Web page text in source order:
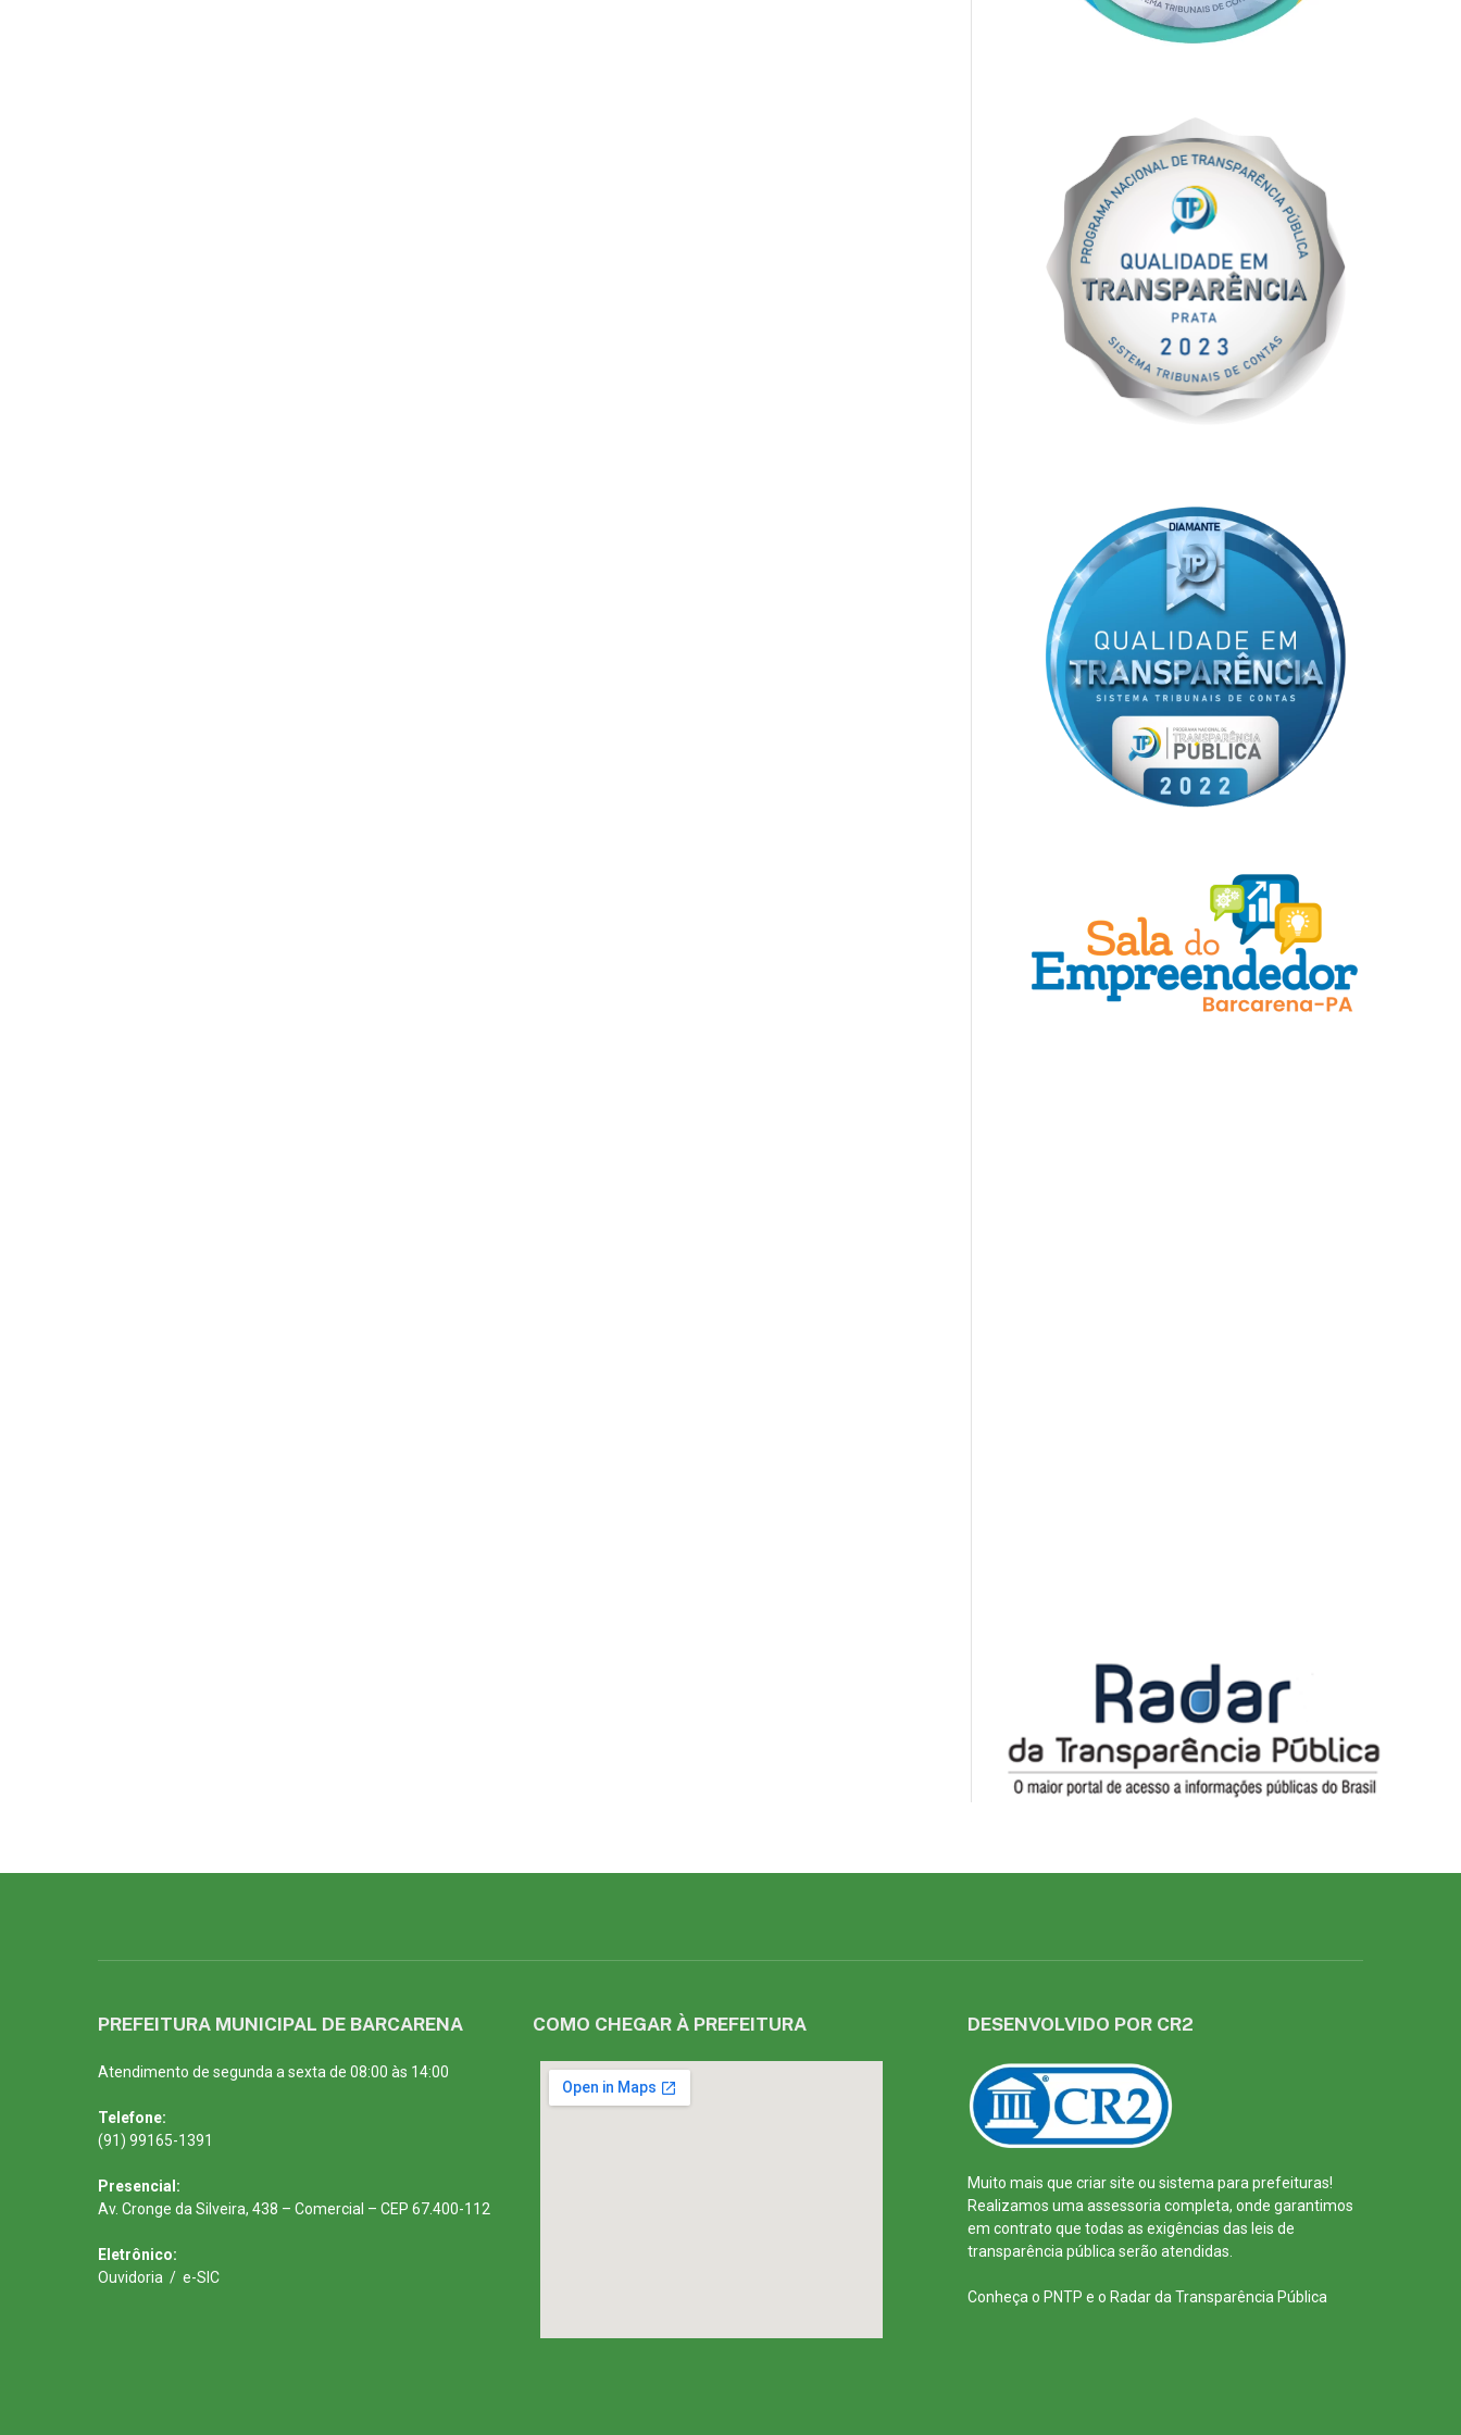
PREFEITURA MUNICIPAL DE BARCARENA
Atendimento de segunda a sexta de 08:00 às 14:00
Telefone:
(91) 99165-1391
Presencial:
Av. Cronge da Silveira, 438 – Comercial – CEP 67.400-112
Eletrônico:
Ouvidoria / e-SIC
COMO CHEGAR À PREFEITURA DESENVOLVIDO POR CR2
Muito mais que criar site ou sistema para prefeituras!
Realizamos uma assessoria completa, onde garantimos
em contrato que todas as exigências das leis de
transparência pública serão atendidas.
Conheça o PNTP e o Radar da Transparência Pública